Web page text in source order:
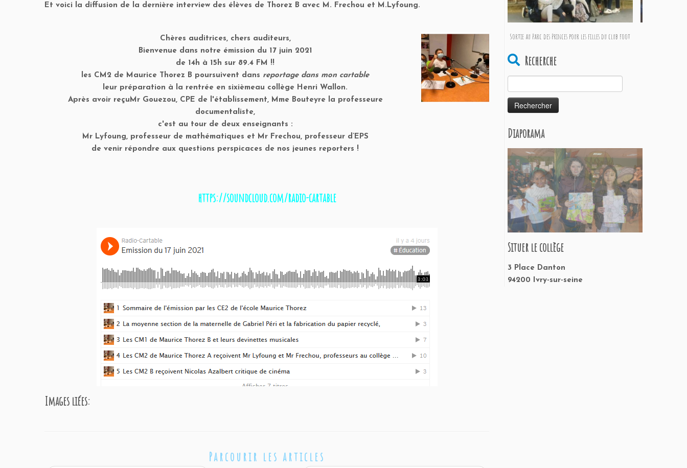
Et voici la diffusion de la dernière interview des élèves de Thorez B avec M. Frechou et M.Lyfoung.
Chères auditrices, chers auditeurs,
Bienvenue dans notre émission du 17 juin 2021
de 14h à 15h sur 89.4 FM !!
les CM2 de Maurice Thorez B poursuivent dans reportage dans mon cartable
leur préparation à la rentrée en sixièmeau collège Henri Wallon.
Après avoir reçuMr Gouezou,CPE de l'établissement, Mme Bouteyre la professeure
documentaliste,
c'est au tour de deux enseignants :
Mr Lyfoung, professeur de mathématiques et Mr Frechou, professeur d’EPS
de venir répondre aux questions perspicaces de nos jeunes reporters !
https://soundcloud.com/radio-cartable
Images liées:
Parcourir les articles
Sortie au Parc des Princes pour les filles du club foot
Recherche
Diaporama
Situer le collège
3 Place Danton
94200 Ivry-sur-seine